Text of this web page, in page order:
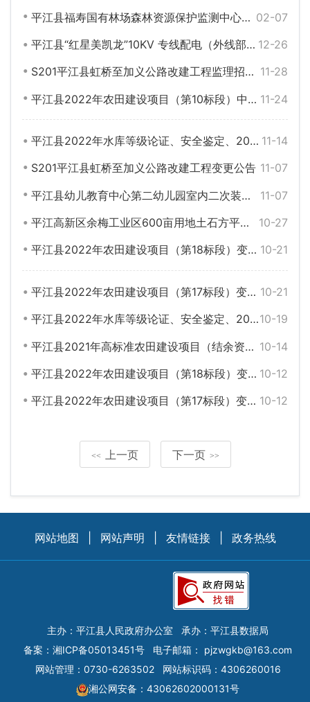
02-07
平江县福寿国有林场森林资源保护监测中心建设项目工程总承包变更公告
12-26
平江县“红星美凯龙”10KV 专线配电（外线部分）工程流标公告
11-28
S201平江县虹桥至加义公路改建工程监理招标变更公告
11-24
平江县2022年农田建设项目（第10标段）中标结果变更公告
11-14
平江县2022年水库等级论证、安全鉴定、2023年水库除险加固工程设计项目废标公告
11-07
S201平江县虹桥至加义公路改建工程变更公告
11-07
平江县幼儿教育中心第二幼儿园室内二次装修、网架屋面、挡土墙等配套设施项目变更公告
10-27
平江高新区余梅工业区600亩用地土石方平整工程变更公告
10-21
平江县2022年农田建设项目（第18标段）变更公告
10-21
平江县2022年农田建设项目（第17标段）变更公告
10-19
平江县2022年水库等级论证、安全鉴定、2023年水库除险加固工程设计项目变更公告
10-14
平江县2021年高标准农田建设项目（结余资金）（第一标段）废标公告
10-12
平江县2022年农田建设项目（第18标段）变更公告
10-12
平江县2022年农田建设项目（第17标段）变更公告
<< 上一页 下一页 >>
网站地图 网站声明 友情链接 政务热线
主办：平江县人民政府办公室
承办：平江县数据局
备案： 湘ICP备05013451号 电子邮箱： pjzwgkb@163.com
网站管理：0730-6263502
网站标识码：4306260016
湘公网安备：43062602000131号